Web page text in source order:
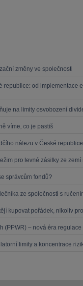
změny ve společnosti
od implementace
na limity osvobození
víme, co je pastiš
nálezu v České republice
pro levné zásilky ze zemí
správcům fondů?
ze společnosti s
kupovat pořádek, nikoliv
(PPWR) – nová éra
limity a koncentrace